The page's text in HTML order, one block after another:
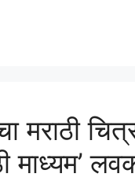
मराठी
माध्यम’